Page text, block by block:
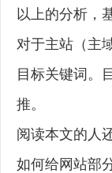
以上的分析，
对于主站（主
目标关键词。
推。
阅读本文的人
如何给网站部